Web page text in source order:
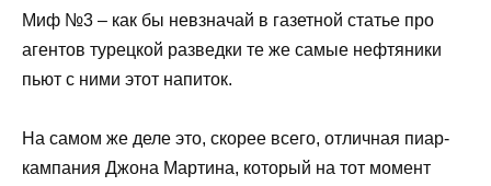
Миф №3 – как бы невзначай в газетной статье про
агентов турецкой разведки те же самые нефтяники
пьют с ними этот напиток.
На самом же деле это, скорее всего, отличная пиар-
кампания Джона Мартина, который на тот момент